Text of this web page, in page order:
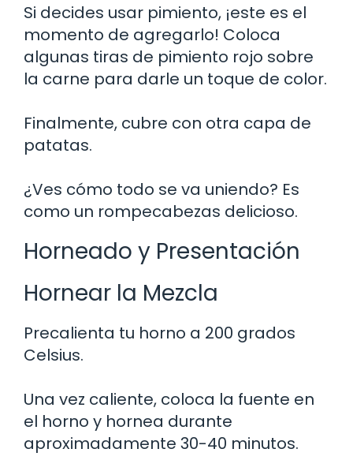
Si decides usar pimiento, ¡este es el
momento de agregarlo! Coloca
algunas tiras de pimiento rojo sobre
la carne para darle un toque de color.
Finalmente, cubre con otra capa de
patatas.
¿Ves cómo todo se va uniendo? Es
como un rompecabezas delicioso.
Horneado y Presentación
Hornear la Mezcla
Precalienta tu horno a 200 grados
Celsius.
Una vez caliente, coloca la fuente en
el horno y hornea durante
aproximadamente 30-40 minutos.